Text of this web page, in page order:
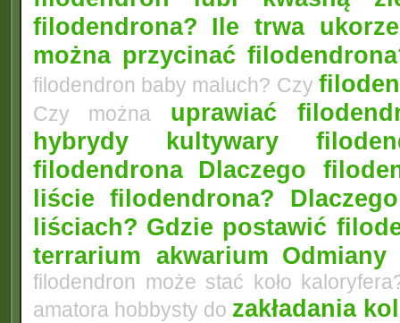
filodendrona? Ile trwa
można przycinać
filodendron baby maluch? Czy
Czy można uprawiać
hybrydy kultywary
filodendrona Dlaczego
liście filodendrona?
liściach? Gdzie postawić
terrarium akwarium
filodendron może stać koło
amatora hobbysty do zakładania